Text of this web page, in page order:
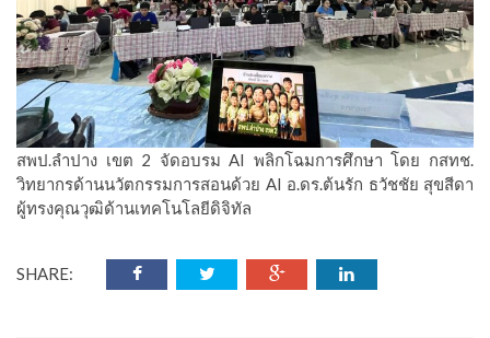
สพป.ลำปาง เขต 2 จัดอบรม AI พลิกโฉมการศึกษา โดย กสทช.
วิทยากรด้านนวัตกรรมการสอนด้วย AI อ.ดร.ต้นรัก ธวัชชัย สุขสีดา
ผู้ทรงคุณวุฒิด้านเทคโนโลยีดิจิทัล
SHARE: